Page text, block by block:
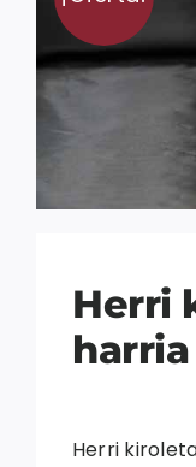
Herri
harria
Herri